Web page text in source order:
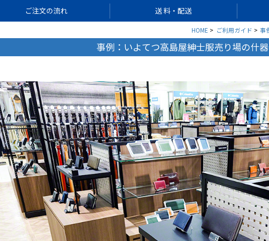
ご注文の流れ 送 料・配送
HOME ご利用ガイド 事
事例：いよてつ高島屋紳士服売り場の什